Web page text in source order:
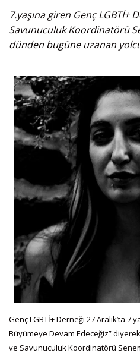
7.yaşına giren Genç LGBTİ+
Savunuculuk Koordinatörü
dünden bugüne uzanan
Genç LGBTİ+ Derneği 27 Aralık’ta 7
Büyümeye Devam Edeceğiz”
ve Savunuculuk Koordinatörü